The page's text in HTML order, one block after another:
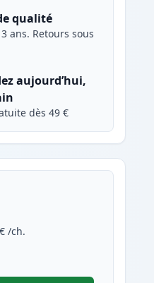
qualité
ans. Retours sous
aujourd’hui,
dès 49 €
/ch.